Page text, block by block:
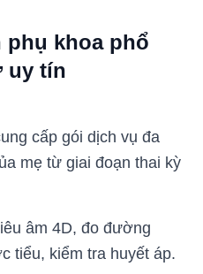
phụ khoa phổ
uy tín
cấp gói dịch vụ đa
mẹ từ giai đoạn thai kỳ
âm 4D, đo đường
tiểu, kiểm tra huyết áp.